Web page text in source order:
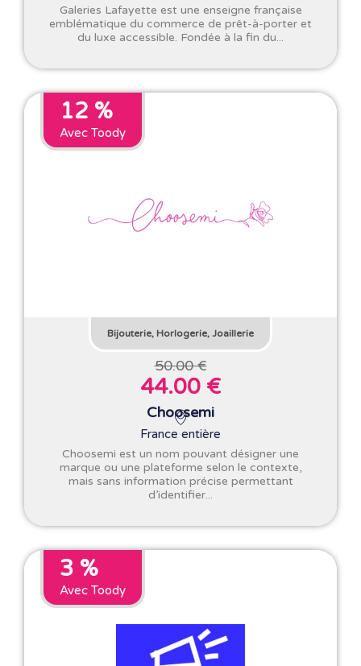
Galeries Lafayette est une enseigne française
emblématique du commerce de prêt-à-porter et
du luxe accessible. Fondée à la fin du...
12 %
Avec Toody
Bijouterie, Horlogerie, Joaillerie
50.00 €
44.00 €
Choosemi
France entière
Choosemi est un nom pouvant désigner une
marque ou une plateforme selon le contexte,
mais sans information précise permettant
d’identifier...
3 %
Avec Toody